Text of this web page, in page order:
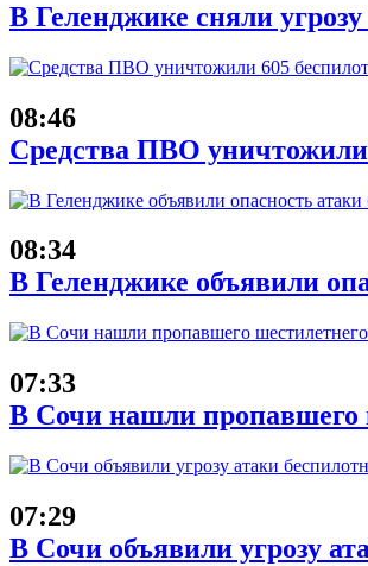
В Геленджике сняли
08:46
Средства ПВО
08:34
В Геленджике объявили
07:33
В Сочи нашли пропавшего
07:29
В Сочи объявили угрозу